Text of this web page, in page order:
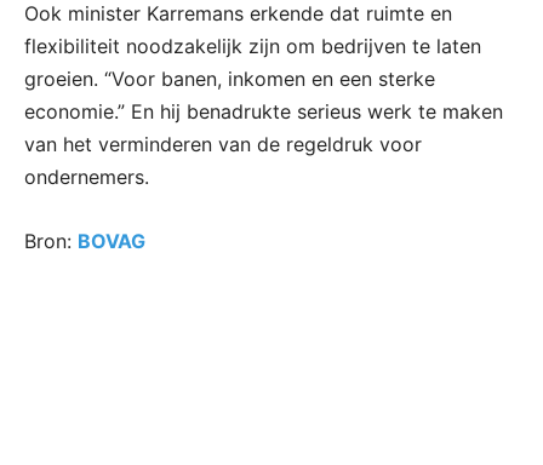
Ook minister Karremans erkende dat ruimte en
flexibiliteit noodzakelijk zijn om bedrijven te laten
groeien. “Voor banen, inkomen en een sterke
economie.” En hij benadrukte serieus werk te maken
van het verminderen van de regeldruk voor
ondernemers.
Bron: BOVAG